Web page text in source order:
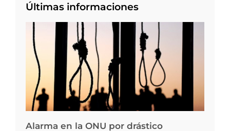
Últimas informaciones
Alarma en la ONU por drástico